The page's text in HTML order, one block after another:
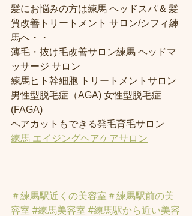
髪にお悩みの方は練馬 ヘッドスパ & 髪
質改善トリートメント サロン/シフィ練
馬へ・・
薄毛・抜け毛改善サロン練馬 ヘッドマ
ッサージ サロン
練馬ヒト幹細胞 トリートメントサロン
男性型脱毛症（AGA) 女性型脱毛症
(FAGA)
ヘアカットもできる発毛育毛サロン
練馬 エイジングヘアケアサロン
＃練馬駅近くの美容室 ＃練馬駅前の美
容室 #練馬美容室 #練馬駅から近い美容